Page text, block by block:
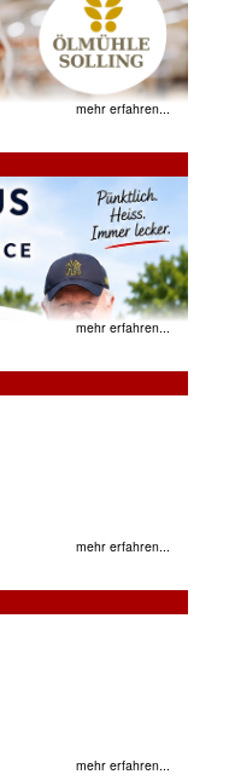
mehr erfahren...
mehr erfahren...
mehr erfahren...
mehr erfahren...